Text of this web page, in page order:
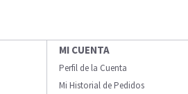
MI CUENTA
Perfil de la Cuenta
Mi Historial de Pedidos